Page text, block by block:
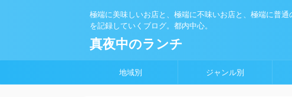
極端に美味しいお店と、極端に不味いお店と、極端に普通
を記録していくブログ。都内中心。
真夜中のランチ
地域別 ジャンル別